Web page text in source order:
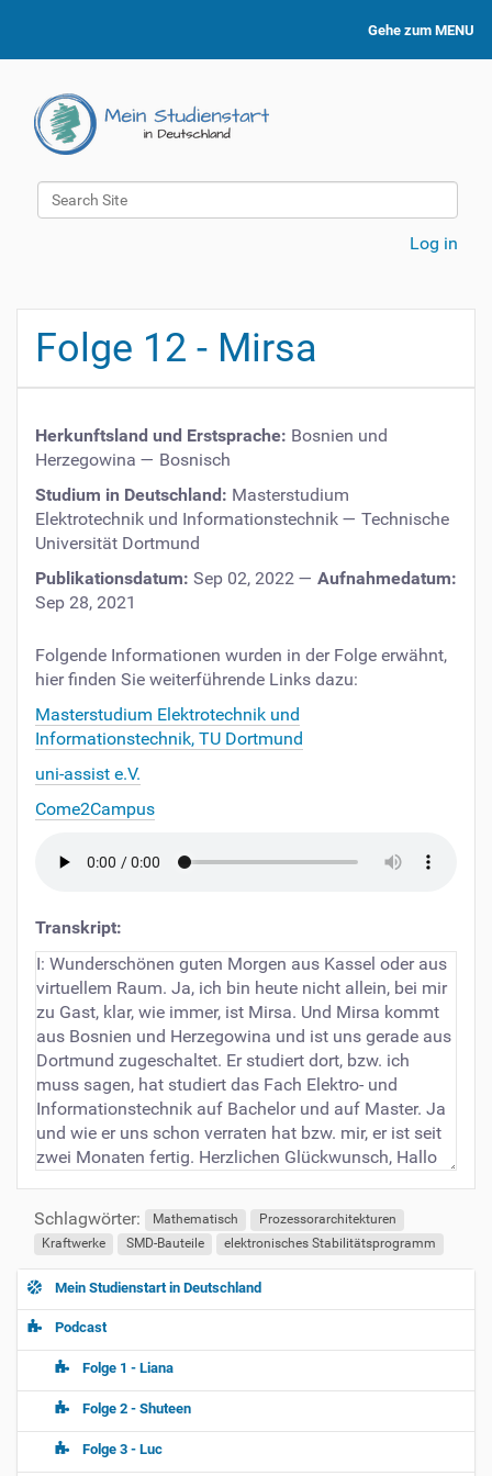
Gehe zum MENU
Search Site
Log in
Folge 12 - Mirsa
Herkunftsland und Erstsprache: Bosnien und
Herzegowina — Bosnisch
Studium in Deutschland: Masterstudium
Elektrotechnik und Informationstechnik — Technische
Universität Dortmund
Publikationsdatum: Sep 02, 2022 — Aufnahmedatum:
Sep 28, 2021
Folgende Informationen wurden in der Folge erwähnt,
hier finden Sie weiterführende Links dazu:
Masterstudium Elektrotechnik und
Informationstechnik, TU Dortmund
uni-assist e.V.
Come2Campus
Transkript:
I: Wunderschönen guten Morgen aus Kassel oder aus
virtuellem Raum. Ja, ich bin heute nicht allein, bei mir
zu Gast, klar, wie immer, ist Mirsa. Und Mirsa kommt
aus Bosnien und Herzegowina und ist uns gerade aus
Dortmund zugeschaltet. Er studiert dort, bzw. ich
muss sagen, hat studiert das Fach Elektro- und
Informationstechnik auf Bachelor und auf Master. Ja
und wie er uns schon verraten hat bzw. mir, er ist seit
zwei Monaten fertig. Herzlichen Glückwunsch, Hallo
M: Hallo Irina, danke schön.
I: Na, wie geht´s dir?
M: Ja, ein bisschen müde am frühen Morgen
sozusagen.
I: Okay, also sehr früh dran sind wir nicht.
I: Du hast Elektro- und Informationstechnik studiert.
Wir fangen da immer so an als Aufwärmphase. Nenne
uns bitte fünf Schlüsselworte, die du mit diesem Fach
Schlagwörter: Mathematisch
Prozessorarchitekturen
Kraftwerke
SMD-Bauteile elektronisches Stabilitätsprogramm
N
a
v
a
Mein Studienstart in Deutschland
Podcast
Folge 1 - Liana
Folge 2 - Shuteen
Folge 3 - Luc